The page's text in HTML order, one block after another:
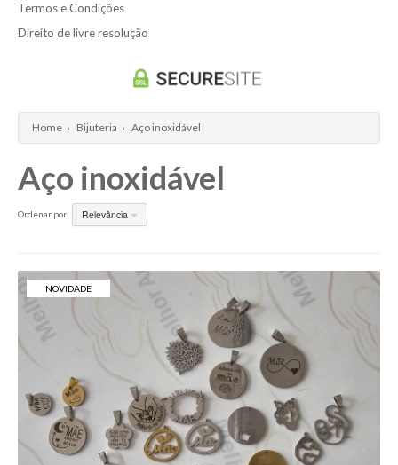
Termos e Condições
Direito de livre resolução
Home › Bijuteria › Aço inoxidável
Aço inoxidável
Ordenar por Relevância
NOVIDADE